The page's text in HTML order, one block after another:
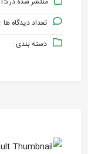
تعداد دیدگاه ها :
دسته بندی :